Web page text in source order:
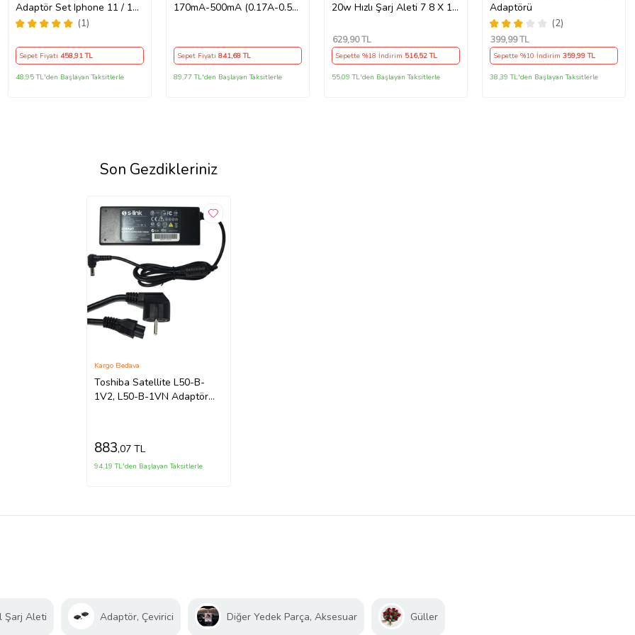
Adaptör Set Iphone 11 / 12 /
13 / Pro / Pro Max Uyumlu
(1)
Sepet Fiyatı 458,91 TL
48,95 TL'den Başlayan Taksitlerle
170mA-500mA (0.17A-0.5A)
Sepet Fiyatı 841,68 TL
89,77 TL'den Başlayan Taksitlerle
20w Hızlı Şarj Aleti 7 8 X 11
Girişli Adaptör
629,90 TL
Sepette %18 İndirim 516,52 TL
55,09 TL'den Başlayan Taksitlerle
Adaptörü
(2)
399,99 TL
Sepette %10 İndirim359,99 TL
38,39 TL'den Başlayan Taksitlerle
Son Gezdikleriniz
Toshiba Satellite L50-B-
1V2, L50-B-1VN Adaptör
Kargo Bedava
883,07 TL
94,19 TL'den Başlayan Taksitlerle
Şarj Aleti Adaptör, Çevirici Diğer Yedek Parça, Aksesuar Güller